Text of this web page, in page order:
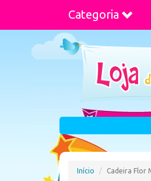
Categoria
Início Cadeira Flor